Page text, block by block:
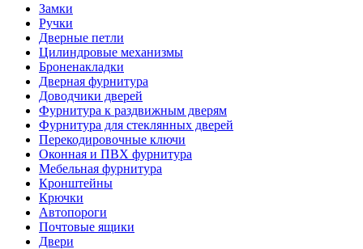
Замки
Ручки
Дверные петли
Цилиндровые механизмы
Броненакладки
Дверная фурнитура
Доводчики дверей
Фурнитура к раздвижным дверям
Фурнитура для стеклянных дверей
Перекодировочные ключи
Оконная и ПВХ фурнитура
Мебельная фурнитура
Кронштейны
Крючки
Автопороги
Почтовые ящики
Двери